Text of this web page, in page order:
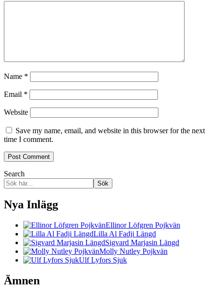
Name *
Email *
Website
Save my name, email, and website in this browser for the next
time I comment.
Search
Sök
Nya Inlägg
Ellinor Löfgren Pojkvän
Lilla Al Fadji Längd
Sigvard Marjasin Längd
Molly Nutley Pojkvän
Ulf Lyfors Sjuk
Ämnen